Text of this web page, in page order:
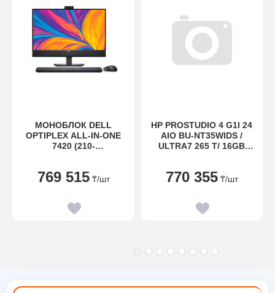
МОНОБЛОК DELL
OPTIPLEX ALL-IN-ONE
7420 (210-
769 515 ₸/шт
HP PROSTUDIO 4 G1I 24
AIO BU-NT35WIDS /
ULTRA7 265 T/ 16GB
512GB M.2 SSD VALUE /
SUPPORT 1YW / 125 V2
USB PROSTUDIO AIO
770 355 ₸/шт